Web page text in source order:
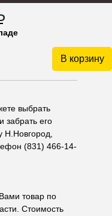
В корзину
выбрать
забрать его
Н.Новгород,
(831) 466-14-
товар по
Стоимость